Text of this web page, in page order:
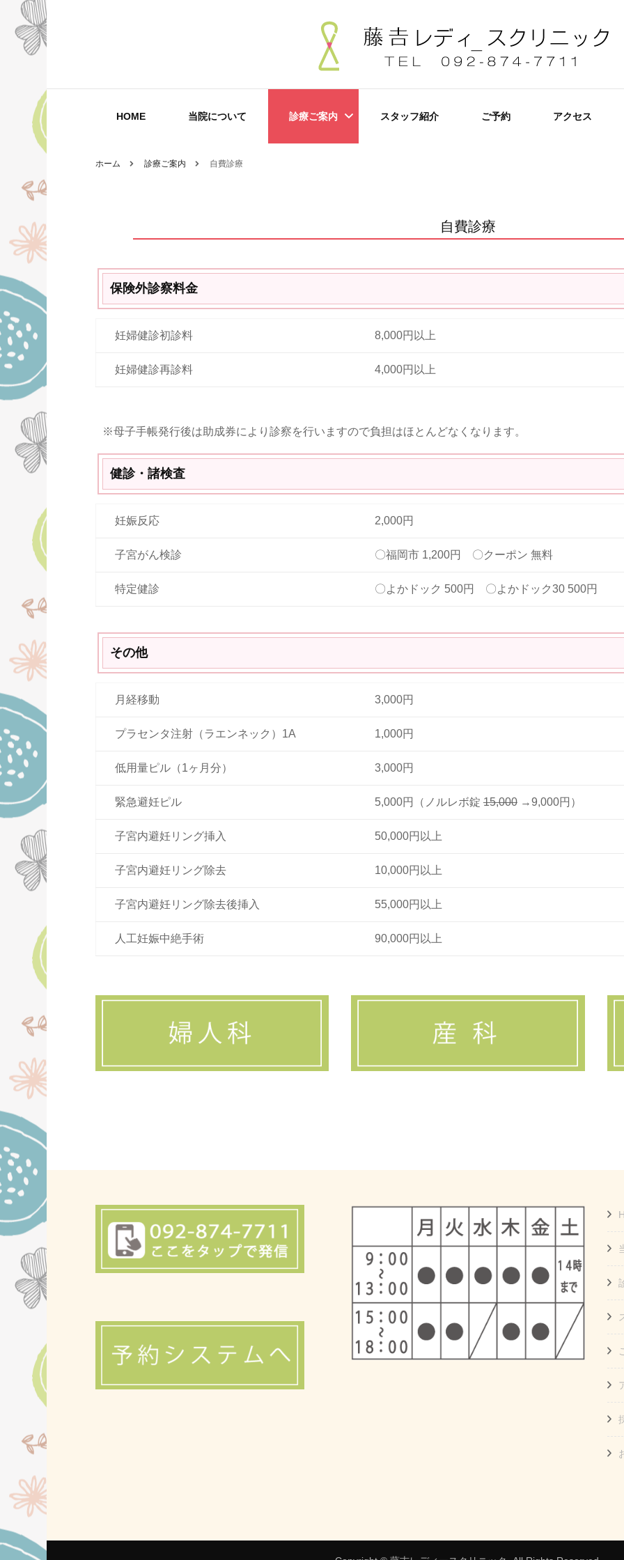
HOME 当院について 診療ご案内 スタッフ紹介 ご予約 アクセス
ホーム 診療ご案内 自費診療
自費診療
保険外診察料金
妊婦健診初診料 8,000円以上
妊婦健診再診料 4,000円以上
※母子手帳発行後は助成券により診察を行いますので負担はほとんどなくなります。
健診・諸検査
妊娠反応 2,000円
子宮がん検診 〇福岡市 1,200円 〇クーポン 無料
特定健診 〇よかドック 500円 〇よかドック30 500円
その他
月経移動 3,000円
プラセンタ注射（ラエンネック）1A 1,000円
低用量ピル（1ヶ月分） 3,000円
緊急避妊ピル 5,000円（ノルレボ錠 15,000→9,000円）
子宮内避妊リング挿入 50,000円以上
子宮内避妊リング除去 10,000円以上
子宮内避妊リング除去後挿入 55,000円以上
人工妊娠中絶手術 90,000円以上